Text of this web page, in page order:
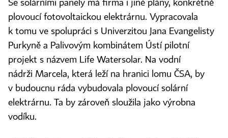
Se solárními panely má firma i jiné plány, konkrétně
plovoucí fotovoltaickou elektrárnu. Vypracovala
k tomu ve spolupráci s Univerzitou Jana Evangelisty
Purkyně a Palivovým kombinátem Ústí pilotní
projekt s názvem Life Watersolar. Na vodní
nádrži Marcela, která leží na hranici lomu ČSA, by
v budoucnu ráda vybudovala plovoucí solární
elektrárnu. Ta by zároveň sloužila jako výrobna
vodíku.